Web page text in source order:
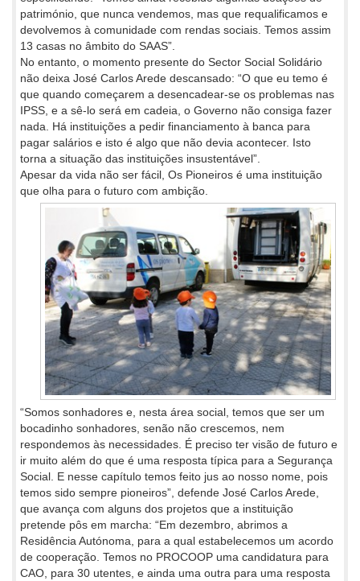
património, que nunca vendemos, mas que requalificamos e
devolvemos à comunidade com rendas sociais. Temos assim
13 casas no âmbito do SAAS”.
No entanto, o momento presente do Sector Social Solidário
não deixa José Carlos Arede descansado: “O que eu temo é
que quando começarem a desencadear-se os problemas nas
IPSS, e a sê-lo será em cadeia, o Governo não consiga fazer
nada. Há instituições a pedir financiamento à banca para
pagar salários e isto é algo que não devia acontecer. Isto
torna a situação das instituições insustentável”.
Apesar da vida não ser fácil, Os Pioneiros é uma instituição
que olha para o futuro com ambição.
“Somos sonhadores e, nesta área social, temos que ser um
bocadinho sonhadores, senão não crescemos, nem
respondemos às necessidades. É preciso ter visão de futuro e
ir muito além do que é uma resposta típica para a Segurança
Social. E nesse capítulo temos feito jus ao nosso nome, pois
temos sido sempre pioneiros”, defende José Carlos Arede,
que avança com alguns dos projetos que a instituição
pretende pôs em marcha: “Em dezembro, abrimos a
Residência Autónoma, para a qual estabelecemos um acordo
de cooperação. Temos no PROCOOP uma candidatura para
CAO, para 30 utentes, e ainda uma outra para uma resposta